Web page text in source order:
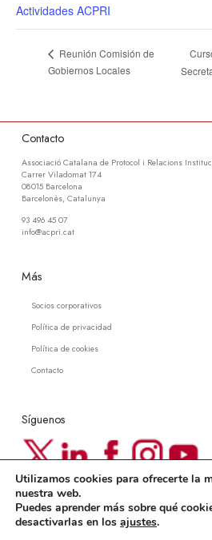
Actividades ACPRI
Reunión Comisión de
Gobiernos Locales
Contacto
Associació Catalana de Protocol i Relacions
Carrer Viladomat 174
08015 Barcelona
Barcelonès, Catalunya
93 496 45 07
info@acpri.cat
Más
Socios corporativos
Política de privacidad
Política de cookies
Contacto
Síguenos
Newsletter ACPRI
Suscríbete a nuestra newsletter
Utilizamos cookies para ofrecerte la
nuestra web.
Puedes aprender más sobre qué
desactivarlas en los ajustes.